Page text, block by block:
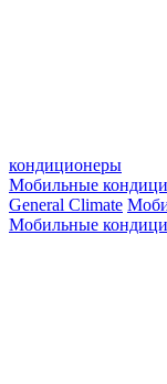
кондиционеры
Мобильные
General Climate
Мобильные